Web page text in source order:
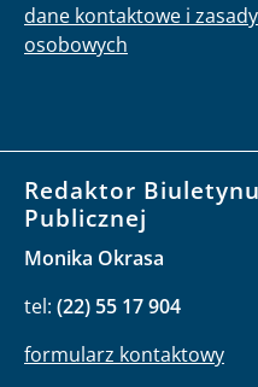
dane kontaktowe i
osobowych
Redaktor
Publicznej
Monika Okrasa
tel: (22) 55 17 904
formularz kontaktowy